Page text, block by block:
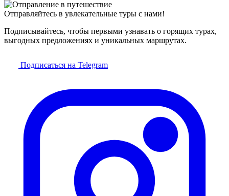
Отправляйтесь в увлекательные туры с нами!
Подписывайтесь, чтобы первыми узнавать о горящих турах,
выгодных предложениях и уникальных маршрутах.
Подписаться на Telegram